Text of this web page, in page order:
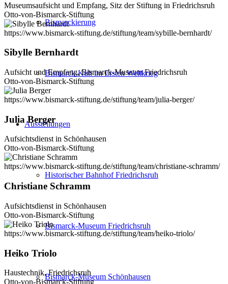
Bismarckierung
Bismarck-Kult im Ersten Weltkrieg
Ausstellungen
Historischer Bahnhof Friedrichsruh
Bismarck-Museum Friedrichsruh
Bismarck-Museum Schönhausen
Museumsaufsicht und Empfang, Sitz der Stiftung in Friedrichsruh
Otto-von-Bismarck-Stiftung
https://www.bismarck-stiftung.de/stiftung/team/sybille-bernhardt/
Sibylle Bernhardt
Aufsicht und Empfang, Bismarck-Museum Friedrichsruh
Otto-von-Bismarck-Stiftung
https://www.bismarck-stiftung.de/stiftung/team/julia-berger/
Julia Berger
Aufsichtsdienst in Schönhausen
Otto-von-Bismarck-Stiftung
https://www.bismarck-stiftung.de/stiftung/team/christiane-schramm/
Christiane Schramm
Aufsichtsdienst in Schönhausen
Otto-von-Bismarck-Stiftung
https://www.bismarck-stiftung.de/stiftung/team/heiko-triolo/
Heiko Triolo
Haustechnik, Friedrichsruh
Otto-von-Bismarck-Stiftung